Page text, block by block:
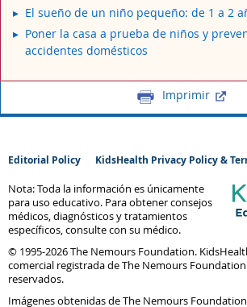
El sueño de un niño pequeño: de 1 a 2
Poner la casa a prueba de niños y
accidentes domésticos
Imprimir
Editorial Policy KidsHealth Privacy Policy &
Nota: Toda la información es únicamente
para uso educativo. Para obtener consejos
médicos, diagnósticos y tratamientos
específicos, consulte con su médico.
© 1995-2026 The Nemours Foundation.
comercial registrada de The Nemours
reservados.
Imágenes obtenidas de The Nemours